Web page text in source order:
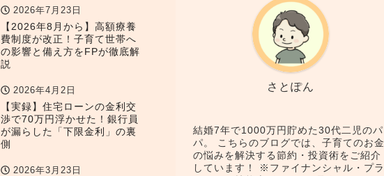
2026年7月23日
【2026年8月から】高額療養
費制度が改正！子育て世帯へ
の影響と備え方をFPが徹底解
説
2026年4月2日
【実録】住宅ローンの金利交
渉で70万円浮かせた！銀行員
が漏らした「下限金利」の裏
側
2026年3月23日
さとぽん
結婚7年で1000万円貯めた30代二児のパ
パ。 こちらのブログでは、子育てのお金
の悩みを解決する節約・投資術をご紹介
しています！ ※ファイナンシャル・プラ